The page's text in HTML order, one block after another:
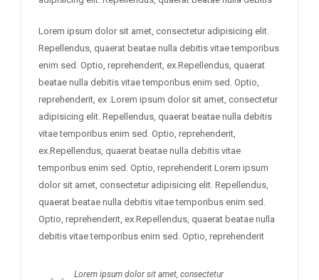
Lorem ipsum dolor sit amet, consectetur adipisicing elit.
Repellendus, quaerat beatae nulla debitis vitae temporibus
enim sed. Optio, reprehenderit, ex.Repellendus, quaerat
beatae nulla debitis vitae temporibus enim sed. Optio,
reprehenderit, ex .Lorem ipsum dolor sit amet, consectetur
adipisicing elit. Repellendus, quaerat beatae nulla debitis
vitae temporibus enim sed. Optio, reprehenderit,
ex.Repellendus, quaerat beatae nulla debitis vitae
temporibus enim sed. Optio, reprehenderit Lorem ipsum
dolor sit amet, consectetur adipisicing elit. Repellendus,
quaerat beatae nulla debitis vitae temporibus enim sed.
Optio, reprehenderit, ex.Repellendus, quaerat beatae nulla
debitis vitae temporibus enim sed. Optio, reprehenderit
Lorem ipsum dolor sit amet, consectetur